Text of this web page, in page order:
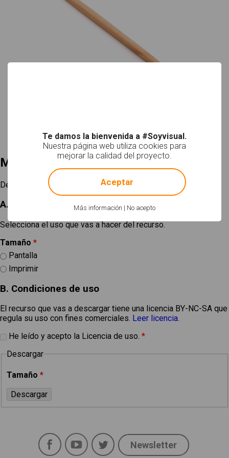
Mi selección
Descargar
A. Elige un tamaño
Selecciona el uso que vas a hacer del recurso.
Tamaño *
Pantalla
Imprimir
B. Condiciones de uso
El recurso que vas a descargar tiene una licencia BY-NC-SA que
regula su uso con fines comerciales. Leer licencia.
He leído y acepto la Licencia de uso. *
Descargar
Tamaño *
Social
FacebookYouTubeTwitter
Newsletter
Te damos la bienvenida a #Soyvisual.
Nuestra página web utiliza cookies para
mejorar la calidad del proyecto.
Más información | No acepto
! Not valid!
Aceptar